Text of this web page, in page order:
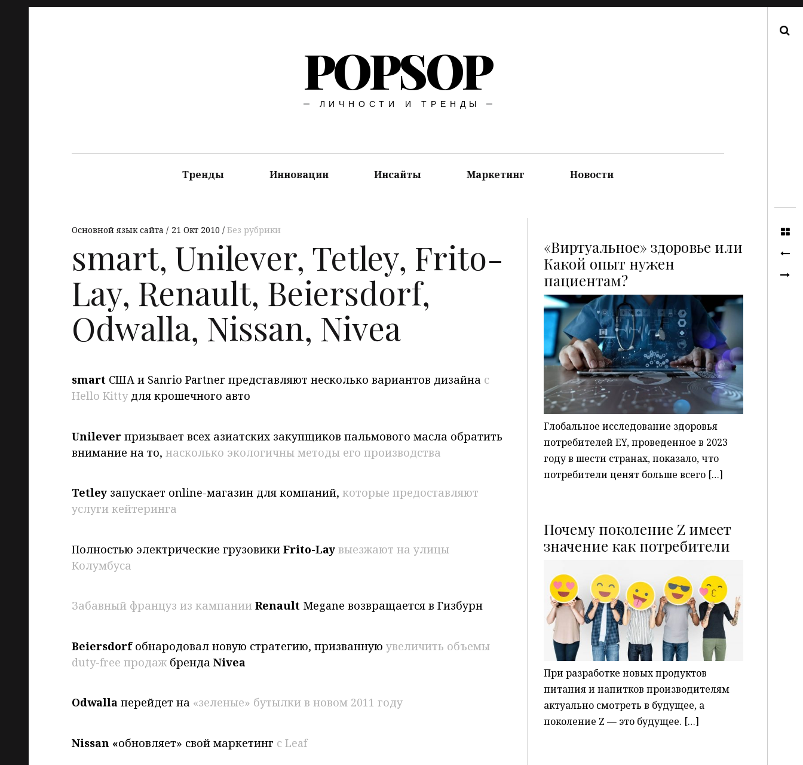
POPSOP
ЛИЧНОСТИ И ТРЕНДЫ
Тренды Инновации Инсайты Маркетинг Новости
Основной язык сайта 21 Окт 2010 Без рубрики
smart, Unilever, Tetley, Frito-
Lay, Renault, Beiersdorf,
Odwalla, Nissan, Nivea
smart США и Sanrio Partner представляют несколько вариантов дизайна с
Hello Kittyдля крошечного авто
Unilever призывает всех азиатских закупщиков пальмового масла обратить
внимание на то, насколько экологичны методы его производства
Tetley запускает online-магазин для компаний, которые предоставляют
услуги кейтеринга
Полностью электрические грузовики Frito-Lay выезжают на улицы
Колумбуса
Забавный француз из кампании Renault Megane возвращается в Гизбурн
Beiersdorf обнародовал новую стратегию, призванную увеличить объемы
duty-free продаж бренда Nivea
Odwalla перейдет на «зеленые» бутылки в новом 2011 году
Nissan «обновляет» свой маркетинг с Leaf
«Виртуальное» здоровье или
Какой опыт нужен
пациентам?P
Глобальное исследование здоровья
потребителей EY, проведенное в 2023
году в шести странах, показало, что
потребители ценят больше всего […]
Почему поколение Z имеет
значение как потребители
P
При разработке новых продуктов
питания и напитков производителям
актуально смотреть в будущее, а
поколение Z — это будущее. […]